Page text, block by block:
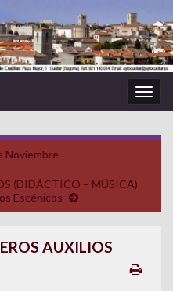
la
Noviembre
(DIDÁCTICO – MÚSICA)
Escénicos
AUXILIOS